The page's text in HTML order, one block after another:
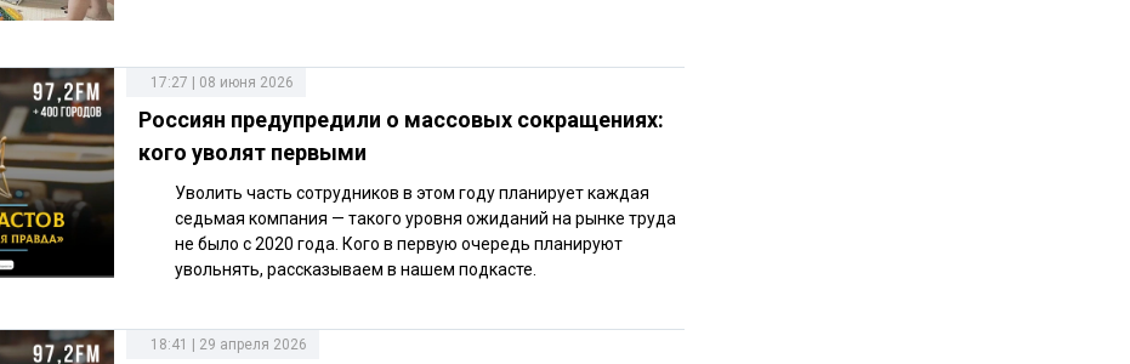
17:27 | 08 июня 2026
Россиян предупредили о массовых сокращениях:
кого уволят первыми
Уволить часть сотрудников в этом году планирует каждая
седьмая компания — такого уровня ожиданий на рынке труда
не было с 2020 года. Кого в первую очередь планируют
увольнять, рассказываем в нашем подкасте.
18:41 | 29 апреля 2026